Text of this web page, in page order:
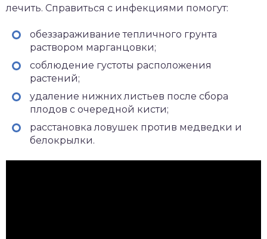
лечить. Справиться с инфекциями помогут:
обеззараживание тепличного грунта
раствором марганцовки;
соблюдение густоты расположения
растений;
удаление нижних листьев после сбора
плодов с очередной кисти;
расстановка ловушек против медведки и
белокрылки.